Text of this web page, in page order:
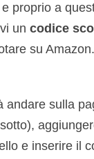
proprio a
un codice
su
andare sulla
e inserire il